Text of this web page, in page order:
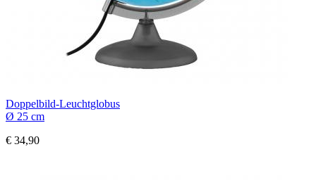
Doppelbild-Leuchtglobus
Ø 25 cm
€ 34,90